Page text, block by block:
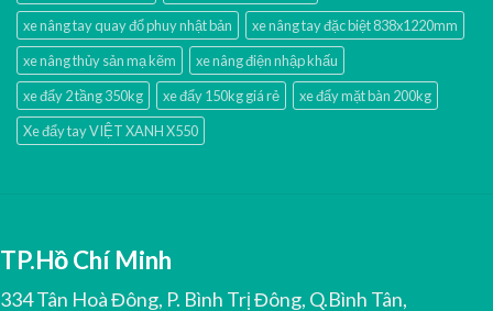
xe nâng tay quay đổ phuy nhật bản
xe nâng tay đặc biệt 838x1220mm
xe nâng thủy sản mạ kẽm
xe nâng điện nhập khấu
xe đẩy 2 tầng 350kg
xe đẩy 150kg giá rẻ
xe đẩy mặt bàn 200kg
Xe đẩy tay VIỆT XANH X550
TP.Hồ Chí Minh
334 Tân Hoà Đông, P. Bình Trị Đông, Q.Bình Tân,